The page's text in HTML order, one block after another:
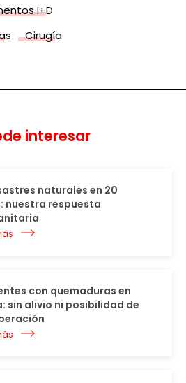
I+D
Cirugía
interesar
naturales en 20
nuestra respuesta
con quemaduras en
sin alivio ni posibilidad de